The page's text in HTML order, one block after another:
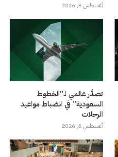
أغسطس 8, 2026
تصدُّر عالمي لـ”الخطوط
السعودية” في انضباط مواعيد
الرحلات
أغسطس 8, 2026